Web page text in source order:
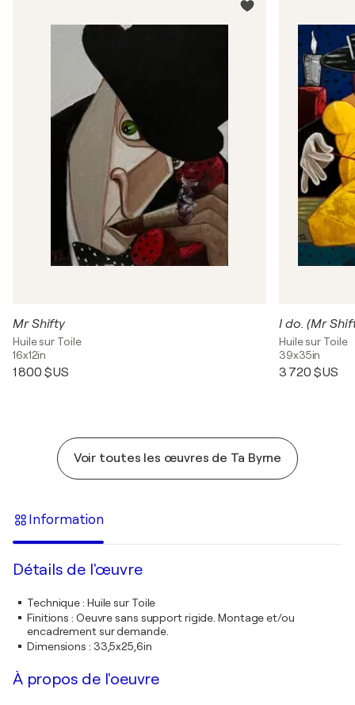
Mr Shifty
Huile sur Toile
16x12in
1 800 $US
I do. (Mr
Huile sur Toile
39x35in
3 720 $US
Voir toutes les œuvres de Ta Byrne
Information
Détails de l'œuvre
Technique: Huile sur Toile
Finitions : Oeuvre sans support rigide. Montage et/ou
encadrement sur demande.
Dimensions : 33,5x25,6in
À propos de l'oeuvre